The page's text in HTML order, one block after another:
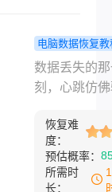
了怎么恢复
面我们将为
介绍恢复SD
片的方法和
项。
电脑数据恢复教
脑硬盘如何
数据？六大
小白到专业
搞定！
数据丢失的
刻，心跳仿
贵照片、重
频，一瞬间
有。电脑硬
恢复数据？
恢复难
度：
预估概率：
所需时
长：